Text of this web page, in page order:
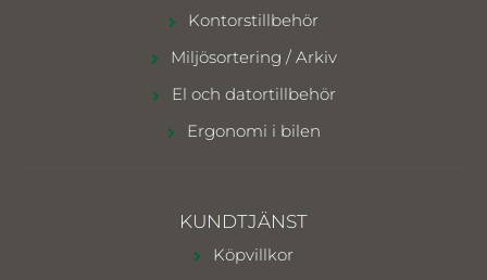
Kontorstillbehör
Miljösortering / Arkiv
El och datortillbehör
Ergonomi i bilen
KUNDTJÄNST
Köpvillkor